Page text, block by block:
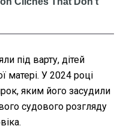
під варту, дітей
матері. У 2024 році
яким його засудили
судового розгляду